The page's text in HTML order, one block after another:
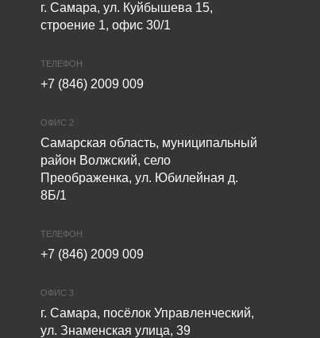
г. Самара, ул. Куйбышева 15,
строение 1, офис 30/1
ТЕЛЕФОН
+7 (846) 2009 009
ОФИС 2
Самарская область, муниципальный
район Волжский, село
Преображенка, ул. Юбилейная д.
8Б/1
ТЕЛЕФОН
+7 (846) 2009 009
ОФИС 3
г. Самара, посёлок Управленческий,
ул. Знаменская улица, 39